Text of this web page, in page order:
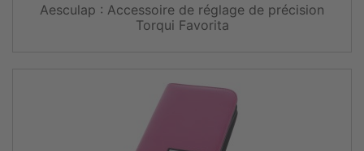
Aesculap : Accessoire de réglage de précision
Torqui Favorita